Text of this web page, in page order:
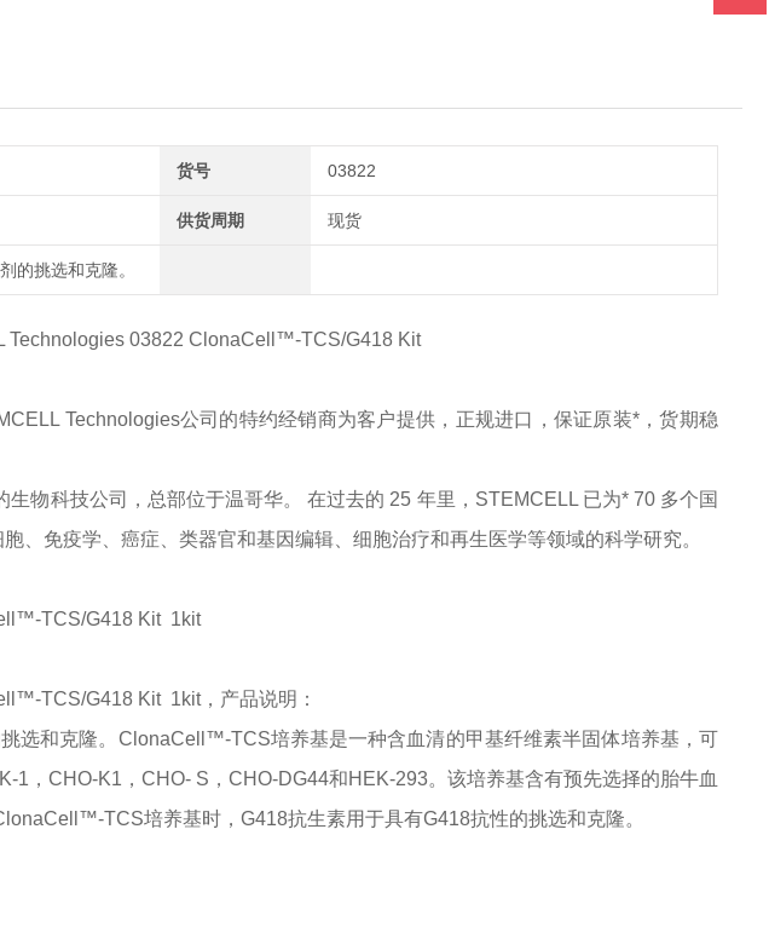
货号 03822
供货周期 现货
的挑选和克隆。
Technologies 03822 ClonaCell™-TCS/G418 Kit
Technologies公司的特约经销商为客户提供，正规进口，保证原装*，货期稳
物科技公司，总部位于温哥华。 在过去的 25 年里，STEMCELL 已为* 70 多个国
、免疫学、癌症、类器官和基因编辑、细胞治疗和再生医学等领域的科学研究。
TCS/G418 Kit 1kit
TCS/G418 Kit 1kit，产品说明：
选和克隆。ClonaCell™-TCS培养基是一种含血清的甲基纤维素半固体培养基，可
1，CHO-K1，CHO- S，CHO-DG44和HEK-293。该培养基含有预先选择的胎牛血
TCS培养基时，G418抗生素用于具有G418抗性的挑选和克隆。